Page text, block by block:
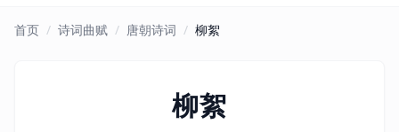
首页 / 诗词曲赋 / 唐朝诗词 / 柳絮
柳絮